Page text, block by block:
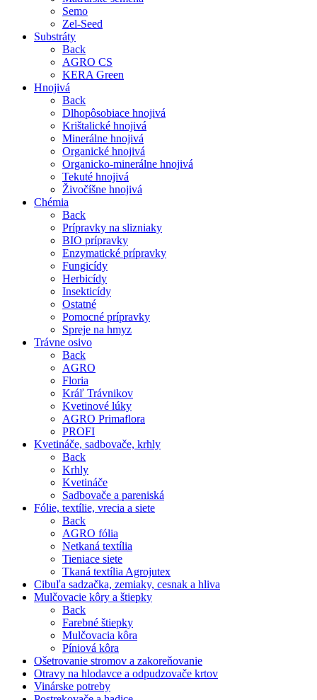
Semo
Zel-Seed
Substráty
Back
AGRO CS
KERA Green
Hnojivá
Back
Dlhopôsobiace hnojivá
Krištalické hnojivá
Minerálne hnojivá
Organické hnojivá
Organicko-minerálne hnojivá
Tekuté hnojivá
Živočíšne hnojivá
Chémia
Back
Prípravky na slizniaky
BIO prípravky
Enzymatické prípravky
Fungicídy
Herbicídy
Insekticídy
Ostatné
Pomocné prípravky
Spreje na hmyz
Trávne osivo
Back
AGRO
Floria
Kráľ Trávnikov
Kvetinové lúky
AGRO Primaflora
PROFI
Kvetináče, sadbovače, krhly
Back
Krhly
Kvetináče
Sadbovače a pareniská
Fólie, textílie, vrecia a siete
Back
AGRO fólia
Netkaná textília
Tieniace siete
Tkaná textília Agrojutex
Cibuľa sadzačka, zemiaky, cesnak a hliva
Mulčovacie kôry a štiepky
Back
Farebné štiepky
Mulčovacia kôra
Píniová kôra
Ošetrovanie stromov a zakoreňovanie
Otravy na hlodavce a odpudzovače krtov
Vinárske potreby